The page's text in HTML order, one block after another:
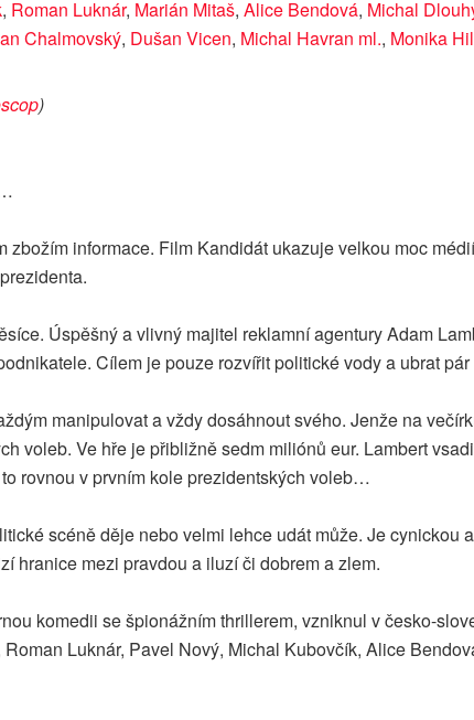
, Roman Luknár, Marián Mitaš, Alice Bendová, Michal
Chalmovský, Dušan Vicen, Michal Havran ml., Monika
)
zbožím informace. Film Kandidát ukazuje velkou moc
Úspěšný a vlivný majitel reklamní agentury Adam
Cílem je pouze rozvířit politické vody a ubrat
manipulovat a vždy dosáhnout svého. Jenže na
voleb. Ve hře je přibližně sedm miliónů eur. Lambert
rovnou v prvním kole prezidentských voleb…
scéně děje nebo velmi lehce udát může. Je
hranice mezi pravdou a iluzí či dobrem a zlem.
komedii se špionážním thrillerem, vzniknul v česko-
Luknár, Pavel Nový, Michal Kubovčík, Alice